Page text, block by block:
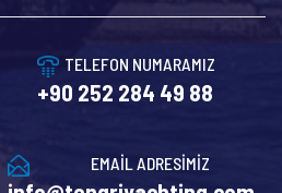
TELEFON NUMARAMIZ
+90 252 284 49 88
EMAİL ADRESİMİZ